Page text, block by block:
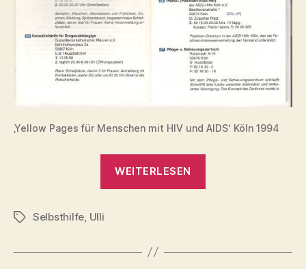
‚Yellow Pages für Menschen mit HIV und AIDS‘ Köln 1994
WEITERLESEN
‚Yellow
Schlagwörter
Selbsthilfe, Ulli